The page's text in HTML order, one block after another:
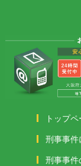
トップ
刑事事
刑事事